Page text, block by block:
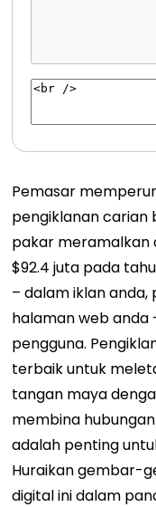
Pemasar
pengiklanan carian
pakar meramalkan
$92.4 juta pada
– dalam iklan
halaman web anda
pengguna.
terbaik untuk
tangan maya
membina
adalah penting
Huraikan gembar-
digital ini dalam